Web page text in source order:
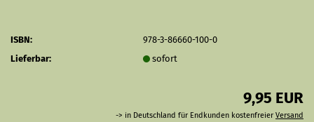
ISBN:
978-3-86660-100-0
Lieferbar:
sofort
9,95 EUR
-> in Deutschland für Endkunden kostenfreier Versand